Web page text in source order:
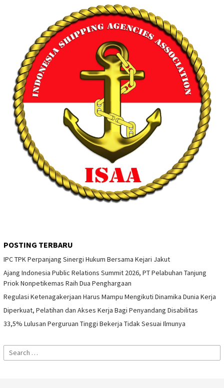
POSTING TERBARU
IPC TPK Perpanjang Sinergi Hukum Bersama Kejari Jakut
Ajang Indonesia Public Relations Summit 2026, PT Pelabuhan Tanjung
Priok Nonpetikemas Raih Dua Penghargaan
Regulasi Ketenagakerjaan Harus Mampu Mengikuti Dinamika Dunia Kerja
Diperkuat, Pelatihan dan Akses Kerja Bagi Penyandang Disabilitas
33,5% Lulusan Perguruan Tinggi Bekerja Tidak Sesuai Ilmunya
Search
for: